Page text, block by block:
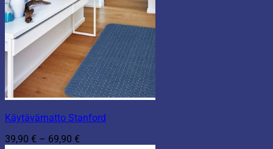
Käytävämatto Stanford
39,90 € – 69,90 €